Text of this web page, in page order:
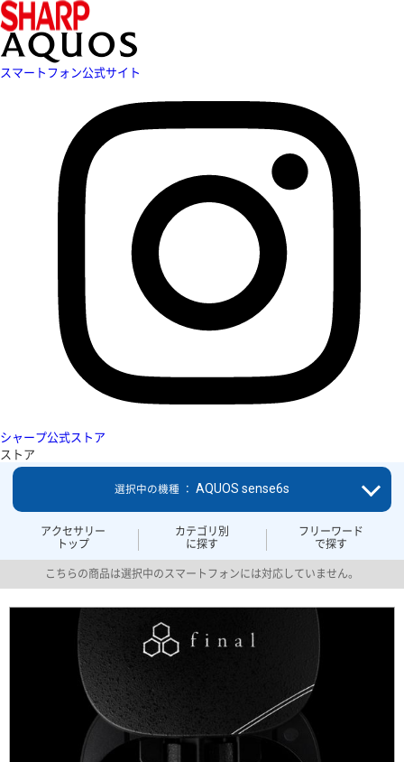
スマートフォン公式サイト
シャープ公式ストア
ストア
アクセサリー
トップ
カテゴリ別
に探す
フリーワード
で探す
選択中の機種 ： AQUOS sense6s
こちらの商品は選択中のスマートフォンには対応していません。